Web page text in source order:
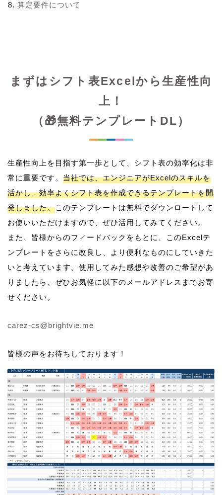
算定要件について
まずはシフト表Excelから生産性向
上！
（🎁無料テンプレートDL）
生産性向上を目指す第一歩として、シフト表の効率化は非
常に重要です。 当社では、エンジニアがExcelのスキルを
活かし、効率よくシフト表を作成できるテンプレートを開
発しました。このテンプレートは無料でダウンロードして
お使いいただけますので、ぜひ活用してみてください。
また、皆様からのフィードバックをもとに、このExcelテ
ンプレートをさらに改良し、より便利なものにしていきた
いと考えています。使用してみた感想や改善のご希望があ
りましたら、ぜひお気軽に以下のメールアドレスまでお寄
せください。
carez-cs@brightvie.me
皆様の声をお待ちしております！